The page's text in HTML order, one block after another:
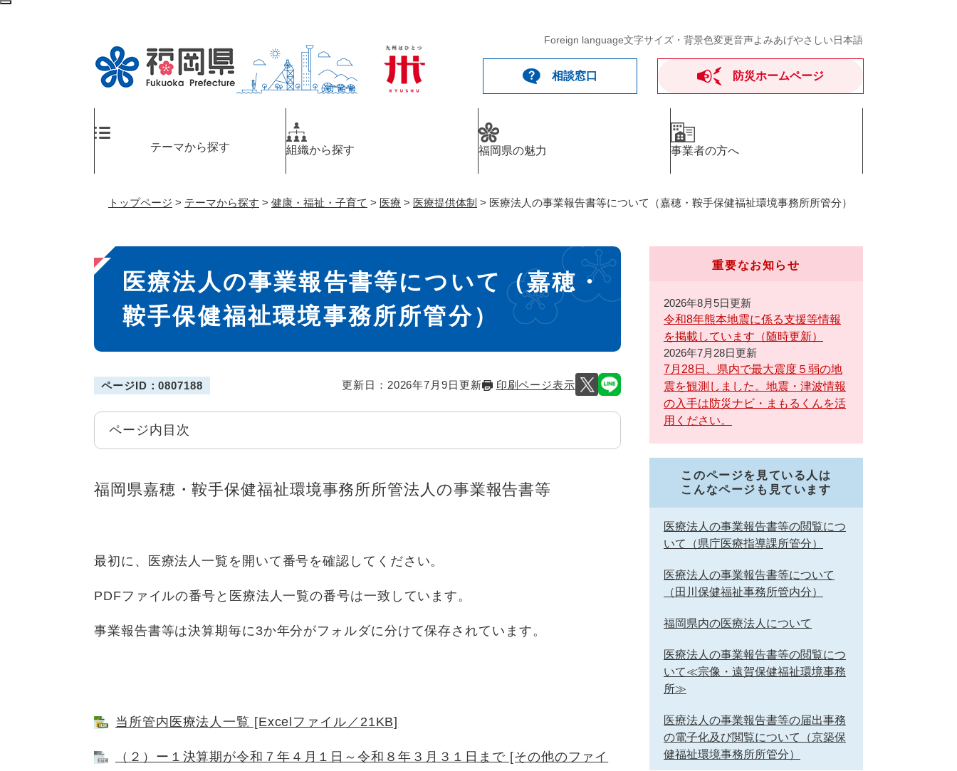
ペ
Foreign language文字サイズ・背景色変更音声よみあげやさしい日本語
相談窓口 防災ホームページ
テーマから探す 組織から探す 福岡県の魅力 事業者の方へ
トップページ > テーマから探す > 健康・福祉・子育て > 医療 > 医療提供体制 > 医療法人の事業報告書等について（嘉穂・鞍手保健福祉環境事務所所管分）
本
文
医療法人の事業報告書等について（嘉穂・
鞍手保健福祉環境事務所所管分）
ページID：0807188 更新日：2026年7月9日更新 印刷ページ表示
ページ内目次
福岡県嘉穂・鞍手保健福祉環境事務所所管法人の事業報告書等
最初に、医療法人一覧を開いて番号を確認してください。
PDFファイルの番号と医療法人一覧の番号は一致しています。
事業報告書等は決算期毎に3か年分がフォルダに分けて保存されています。
当所管内医療法人一覧 [Excelファイル／21KB]
（２）ー１決算期が令和７年４月１日～令和８年３月３１日まで [その他のファイ
重要なお知らせ
2026年8月5日更新
令和8年熊本地震に係る支援等情報
を掲載しています（随時更新）
2026年7月28日更新
7月28日、県内で最大震度５弱の地
震を観測しました。地震・津波情報
の入手は防災ナビ・まもるくんを活
用ください。
このページを見ている人は
こんなページも見ています
医療法人の事業報告書等の閲覧につ
いて（県庁医療指導課所管分）
医療法人の事業報告書等について
（田川保健福祉事務所管内分）
福岡県内の医療法人について
医療法人の事業報告書等の閲覧につ
いて≪宗像・遠賀保健福祉環境事務
所≫
医療法人の事業報告書等の届出事務
の電子化及び閲覧について（京築保
健福祉環境事務所所管分）